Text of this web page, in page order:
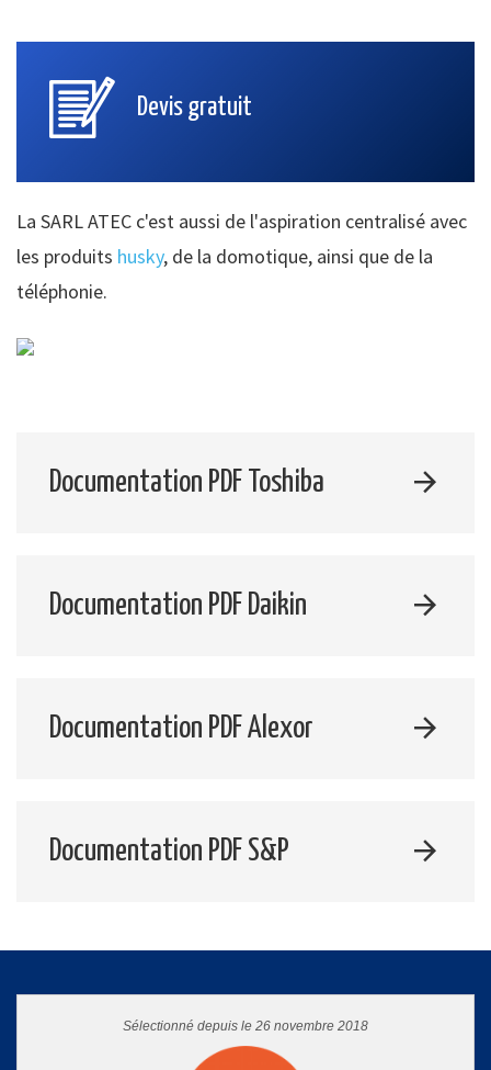
Devis gratuit
La SARL ATEC c'est aussi de l'aspiration centralisé avec
les produits husky, de la domotique, ainsi que de la
téléphonie.
Documentation PDF Toshiba
Documentation PDF Daikin
Documentation PDF Alexor
Documentation PDF S&P
Sélectionné depuis le 26 novembre 2018